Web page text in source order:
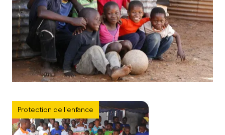
Protection de l'enfance